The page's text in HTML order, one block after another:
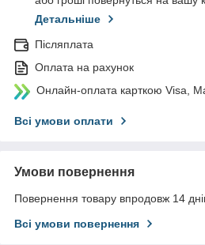
Детальніше
Післяплата
Оплата на рахунок
Онлайн-оплата карткою Visa,
Всі умови оплати
Умови повернення
Повернення товару впродовж 14
Всі умови повернення